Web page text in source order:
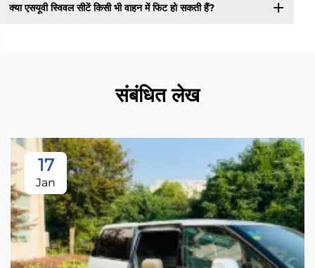
क्या एसयूवी स्विवल सीटें किसी भी वाहन में फिट हो सकती हैं?
संबंधित लेख
17
Jan